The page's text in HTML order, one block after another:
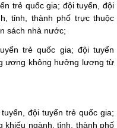
trẻ quốc gia; đội tuyển, đội
tỉnh, thành phố trực thuộc
sách nhà nước;
trẻ quốc gia; đội tuyển
ương không hưởng lương từ
đội tuyển trẻ quốc gia;
khiếu ngành, tỉnh, thành phố